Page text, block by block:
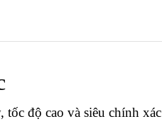
độ cao và siêu chính